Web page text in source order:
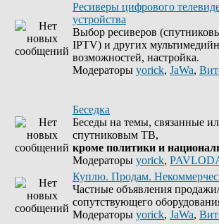
Ресиверы цифрового
устройства
Выбор ресиверов
IPTV) и других
возможностей, настройка.
Модераторы yorick, JaWa,
Беседка
Беседы на темы, связанные
спутниковым ТВ,
кроме политики и
Модераторы yorick,
Куплю. Продам.
Частные объявления
сопутствующего
Модераторы yorick, JaWa,